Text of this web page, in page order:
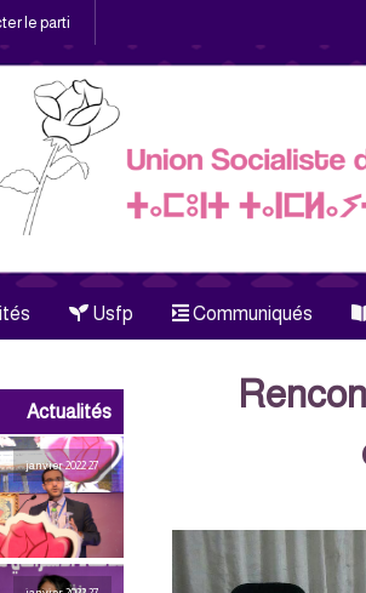
le parti
Usfp Communiqués
Actualités
27 janvier 2022